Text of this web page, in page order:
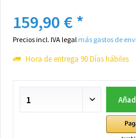
159,90 € *
Precios incl. IVA legal más gastos de
Hora de entrega 90 Días hábiles